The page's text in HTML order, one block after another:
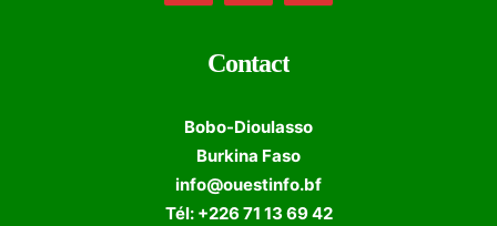
Contact
Bobo-Dioulasso
Burkina Faso
info@ouestinfo.bf
Tél: +226 71 13 69 42